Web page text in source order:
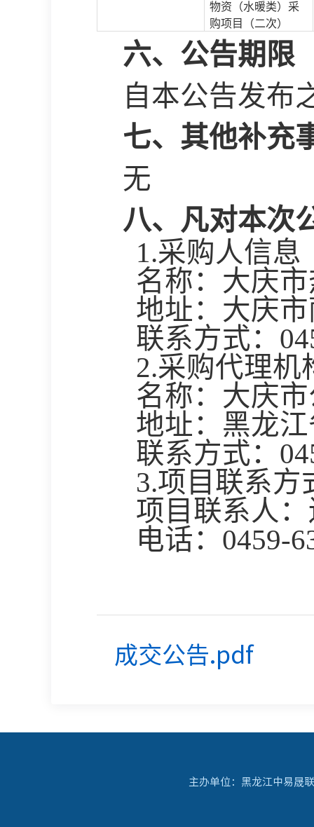
物资（水暖类）采
购项目（二次）
六、公告期限
自本公告发布
七、其他补充
无
八、凡对本次
1.采购人信息
名称：大庆
地址：大庆
联系方式：
2.采购代理机
名称：大庆
地址：黑龙
联系方式：
3.项目联系方
项目联系人：
电话： 0459-6
成交公告.pdf
主办单位：黑龙江中易晟